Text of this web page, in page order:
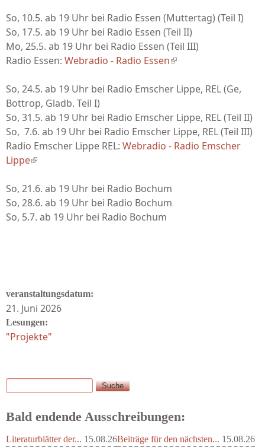
So, 10.5. ab 19 Uhr bei Radio Essen (Muttertag) (Teil I)
So, 17.5. ab 19 Uhr bei Radio Essen (Teil II)
Mo, 25.5. ab 19 Uhr bei Radio Essen (Teil III)
Radio Essen: Webradio - Radio Essen(link is external)
So, 24.5. ab 19 Uhr bei Radio Emscher Lippe, REL (Ge,
Bottrop, Gladb. Teil I)
So, 31.5. ab 19 Uhr bei Radio Emscher Lippe, REL (Teil II)
So, 7.6. ab 19 Uhr bei Radio Emscher Lippe, REL (Teil III)
Radio Emscher Lippe REL: Webradio - Radio Emscher
Lippe(link is external)
So, 21.6. ab 19 Uhr bei Radio Bochum
So, 28.6. ab 19 Uhr bei Radio Bochum
So, 5.7. ab 19 Uhr bei Radio Bochum
veranstaltungsdatum:
21. Juni 2026
Lesungen:
"Projekte"
Suchformular
Suche
Bald endende Ausschreibungen:
Literaturblätter der... 15.08.26Beiträge für den nächsten... 15.08.26